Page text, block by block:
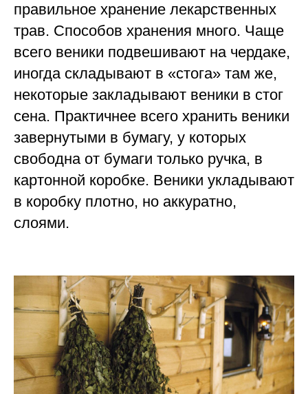
правильное хранение лекарственных
трав. Способов хранения много. Чаще
всего веники подвешивают на чердаке,
иногда складывают в «стога» там же,
некоторые закладывают веники в стог
сена. Практичнее всего хранить веники
завернутыми в бумагу, у которых
свободна от бумаги только ручка, в
картонной коробке. Веники укладывают
в коробку плотно, но аккуратно,
слоями.